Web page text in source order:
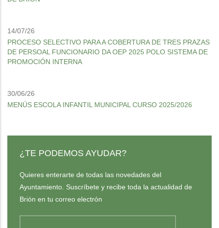
14/07/26
PROCESO SELECTIVO PARA A COBERTURA DE TRES PRAZAS
DE PERSOAL FUNCIONARIO DA OEP 2025 POLO SISTEMA DE
PROMOCIÓN INTERNA
30/06/26
MENÚS ESCOLA INFANTIL MUNICIPAL CURSO 2025/2026
¿TE PODEMOS AYUDAR?
Quieres enterarte de todas las novedades del
Ayuntamiento. Suscríbete y recibe toda la actualidad de
Brión en tu correo electrón